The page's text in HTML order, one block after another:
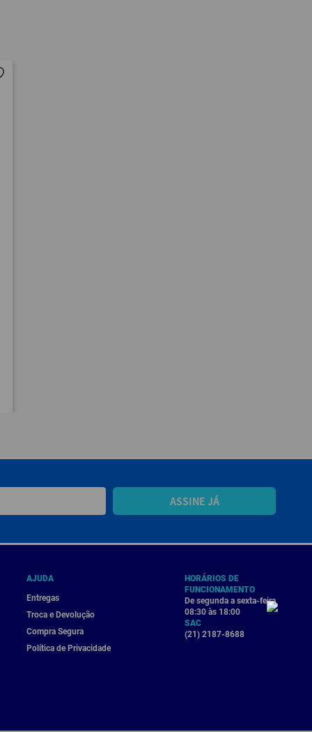
ASSINE JÁ
AJUDA
Entregas
Troca e Devolução
Compra Segura
Política de Privacidade
HORÁRIOS DE
FUNCIONAMENTO
De segunda a sexta-feira
08:30 às 18:00
SAC
(21) 2187-8688